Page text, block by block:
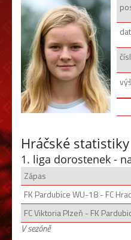
Hráčské statistiky
1. liga dorostenek -
Zápas
FK Pardubice WU-18 - FC
FC Viktoria Plzeň - FK
V sezóně